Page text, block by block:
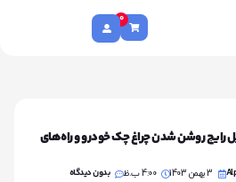
0
رایج روشن شدن چراغ چک خودرو و راه‌های
3 بهمن 1403 4:00 ب.ظ بدون دیدگاه